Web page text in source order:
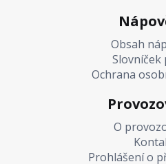
Obsah
Slovníček
Ochrana
O
Prohlášení o